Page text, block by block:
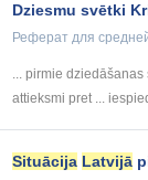
Dziesmu svētki
Реферат для
... pirmie dziedāšanas
attieksmi pret ...
Situācija Latvijā